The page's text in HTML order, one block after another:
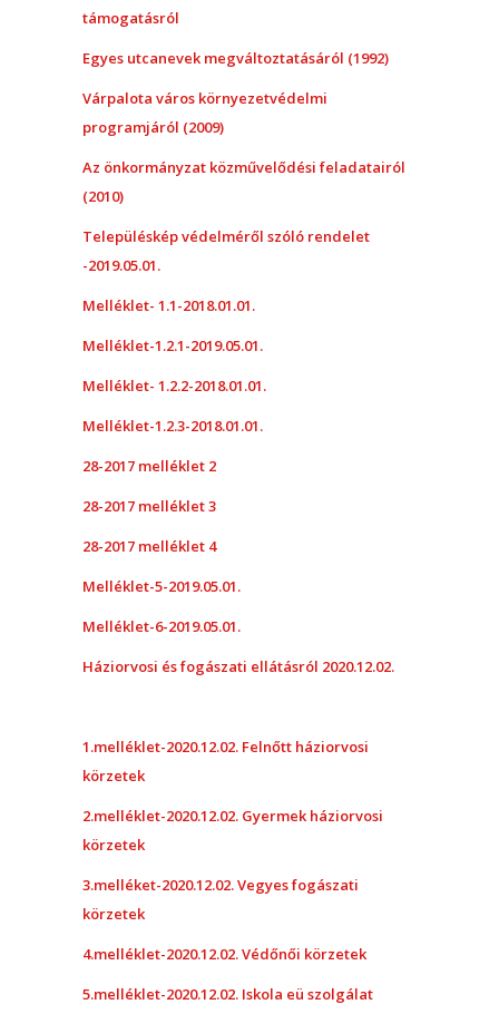
támogatásról
Egyes utcanevek megváltoztatásáról (1992)
Várpalota város környezetvédelmi
programjáról (2009)
Az önkormányzat közművelődési feladatairól
(2010)
Településkép védelméről szóló rendelet
-2019.05.01.
Melléklet- 1.1-2018.01.01.
Melléklet-1.2.1-2019.05.01.
Melléklet- 1.2.2-2018.01.01.
Melléklet-1.2.3-2018.01.01.
28-2017 melléklet 2
28-2017 melléklet 3
28-2017 melléklet 4
Melléklet-5-2019.05.01.
Melléklet-6-2019.05.01.
Háziorvosi és fogászati ellátásról 2020.12.02.
1.melléklet-2020.12.02. Felnőtt háziorvosi
körzetek
2.melléklet-2020.12.02. Gyermek háziorvosi
körzetek
3.melléket-2020.12.02. Vegyes fogászati
körzetek
4.melléklet-2020.12.02. Védőnői körzetek
5.melléklet-2020.12.02. Iskola eü szolgálat